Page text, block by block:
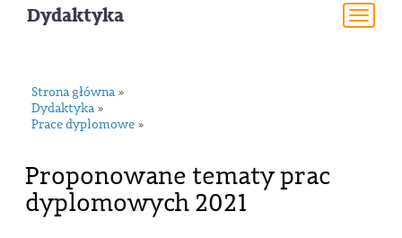
Dydaktyka
Strona główna »
Dydaktyka »
Prace dyplomowe »
Proponowane tematy prac
dyplomowych 2021